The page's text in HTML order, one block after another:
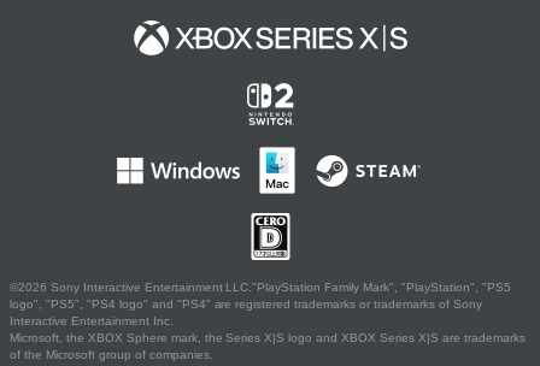
©2026 Sony Interactive Entertainment LLC."PlayStation Family Mark", "PlayStation", "PS5
logo", "PS5", "PS4 logo" and "PS4" are registered trademarks or trademarks of Sony
Interactive Entertainment Inc.
Microsoft, the XBOX Sphere mark, the Series X|S logo and XBOX Series X|S are trademarks
of the Microsoft group of companies.